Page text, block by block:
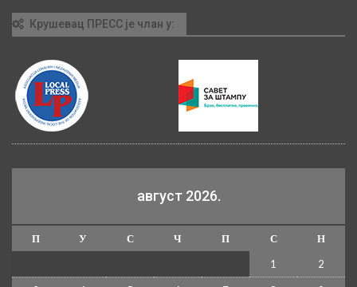
Крушевац ПРЕСС је члан у:
август 2026.
П У С Ч П С
Н
1
2